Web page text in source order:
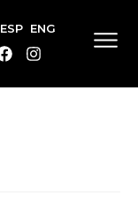
ESP ENG